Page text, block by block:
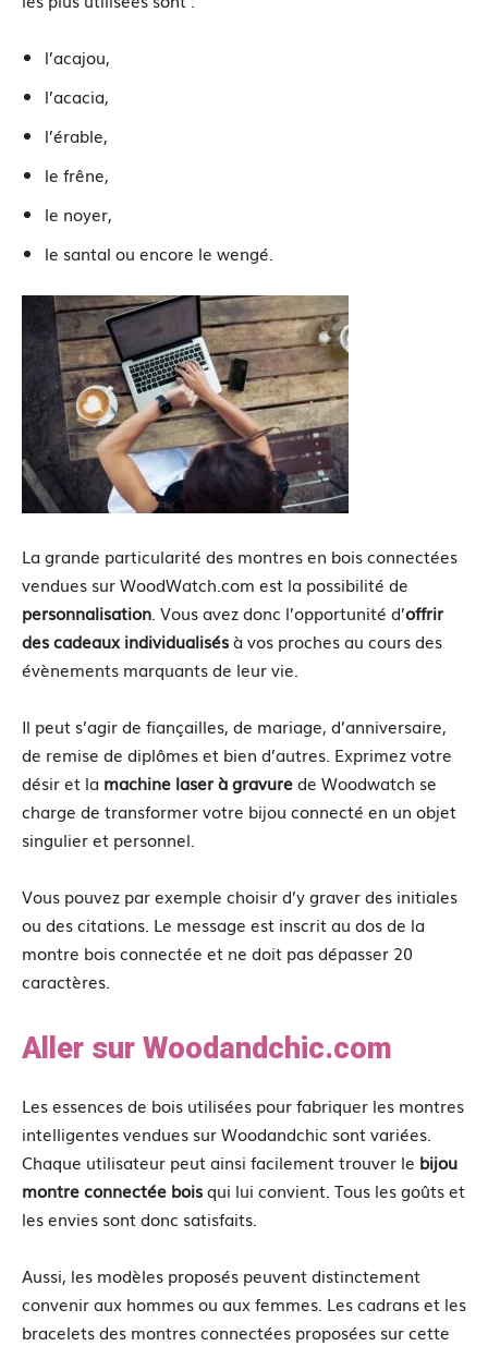
l’acajou,
l’acacia,
l’érable,
le frêne,
le noyer,
le santal ou encore le wengé.
La grande particularité des montres en bois connectées
vendues sur WoodWatch.com est la possibilité de
personnalisation. Vous avez donc l’opportunité d’offrir
des cadeaux individualisésà vos proches au cours des
évènements marquants de leur vie.
Il peut s’agir de fiançailles, de mariage, d’anniversaire,
de remise de diplômes et bien d’autres. Exprimez votre
désir et la machine laser à gravurede Woodwatch se
charge de transformer votre bijou connecté en un objet
singulier et personnel.
Vous pouvez par exemple choisir d’y graver des initiales
ou des citations. Le message est inscrit au dos de la
montre bois connectée et ne doit pas dépasser 20
caractères.
Aller sur Woodandchic.com
Les essences de bois utilisées pour fabriquer les montres
intelligentes vendues sur Woodandchic sont variées.
Chaque utilisateur peut ainsi facilement trouver le bijou
montre connectée boisqui lui convient. Tous les goûts et
les envies sont donc satisfaits.
Aussi, les modèles proposés peuvent distinctement
convenir aux hommes ou aux femmes. Les cadrans et les
bracelets des montres connectées proposées sur cette